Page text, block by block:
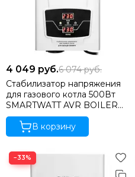
4 049 руб.6 074руб.
Стабилизатор напряжения
для газового котла 500Вт
SMARTWATT AVR BOILER
500RW
В корзину
−33%